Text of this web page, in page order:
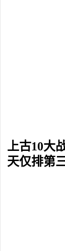
上古10大
天仅排第